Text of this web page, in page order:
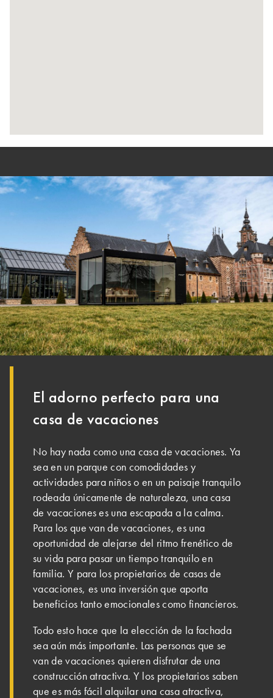
El adorno perfecto para una
casa de vacaciones
No hay nada como una casa de vacaciones. Ya
sea en un parque con comodidades y
actividades para niños o en un paisaje tranquilo
rodeada únicamente de naturaleza, una casa
de vacaciones es una escapada a la calma.
Para los que van de vacaciones, es una
oportunidad de alejarse del ritmo frenético de
su vida para pasar un tiempo tranquilo en
familia. Y para los propietarios de casas de
vacaciones, es una inversión que aporta
beneficios tanto emocionales como financieros.
Todo esto hace que la elección de la fachada
sea aún más importante. Las personas que se
van de vacaciones quieren disfrutar de una
construcción atractiva. Y los propietarios saben
que es más fácil alquilar una casa atractiva,